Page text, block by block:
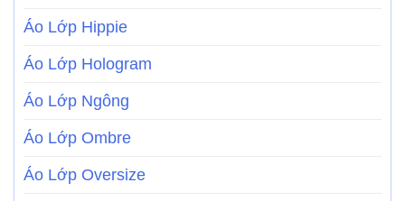
Áo Lớp Hippie
Áo Lớp Hologram
Áo Lớp Ngông
Áo Lớp Ombre
Áo Lớp Oversize